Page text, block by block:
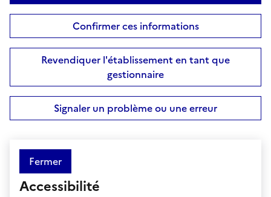
Confirmer ces informations
Revendiquer l'établissement en tant que
gestionnaire
Signaler un problème ou une erreur
Fermer
Accessibilité